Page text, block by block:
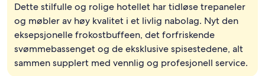
Terrasse/patio
Dette stilfulle og rolige hotellet har tidløse trepaneler
og møbler av høy kvalitet i et livlig nabolag. Nyt den
eksepsjonelle frokostbuffeen, det forfriskende
svømmebassenget og de eksklusive spisestedene, alt
sammen supplert med vennlig og profesjonell service.